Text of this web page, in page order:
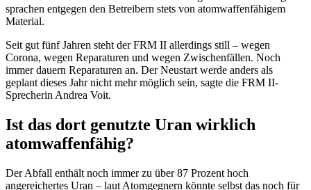
sprachen entgegen den Betreibern stets von atomwaffenfähigem
Material.
Seit gut fünf Jahren steht der FRM II allerdings still – wegen
Corona, wegen Reparaturen und wegen Zwischenfällen. Noch
immer dauern Reparaturen an. Der Neustart werde anders als
geplant dieses Jahr nicht mehr möglich sein, sagte die FRM II-
Sprecherin Andrea Voit.
Ist das dort genutzte Uran wirklich
atomwaffenfähig?
Der Abfall enthält noch immer zu über 87 Prozent hoch
angereichertes Uran – laut Atomgegnern könnte selbst das noch für